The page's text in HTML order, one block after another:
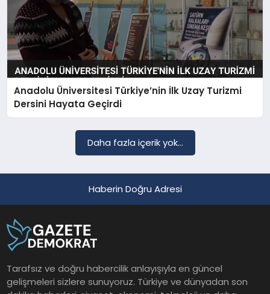
Anadolu Üniversitesi Türkiye’nin İlk Uzay Turizmi
Dersini Hayata Geçirdi
Daha fazla içerik yok...
Haberin Doğru Adresi
Tarafsız ve doğru habercilik anlayışıyla en güncel
gelişmeleri sizlere sunuyoruz. Türkiye ve dünyadan son